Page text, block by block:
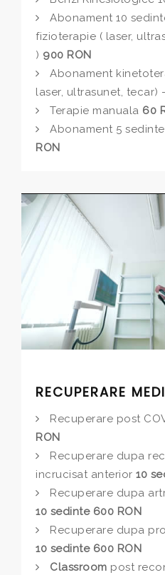
Abonament 10
fizioterapie ( laser,
) 900 RON
Abonament
laser, ultrasunet, tecar) -
Terapie manuala 60
Abonament 5
RON
RECUPERARE
Recuperare post
RON
Recuperare dupa
incrucisat anterior 10
Recuperare dupa
10 sedinte 600 RON
Recuperare dupa
10 sedinte 600 RON
Classroom post